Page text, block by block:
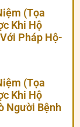
(Tọa
Khi Hộ
Pháp Hộ-
(Tọa
Khi Hộ
Người Bệnh